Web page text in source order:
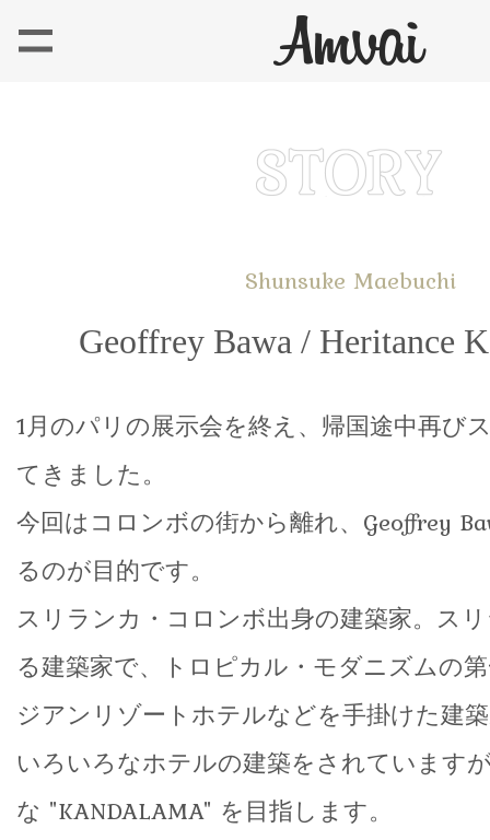
Shunsuke Maebuchi
Geoffrey Bawa / Heritance
1月のパリの展示会を終え、帰国途中再び
てきました。
今回はコロンボの街から離れ、Geoffrey
るのが目的です。
スリランカ・コロンボ出身の建築家。ス
る建築家で、トロピカル・モダニズムの
ジアンリゾートホテルなどを手掛けた建
いろいろなホテルの建築をされています
な "KANDALAMA" を目指します。